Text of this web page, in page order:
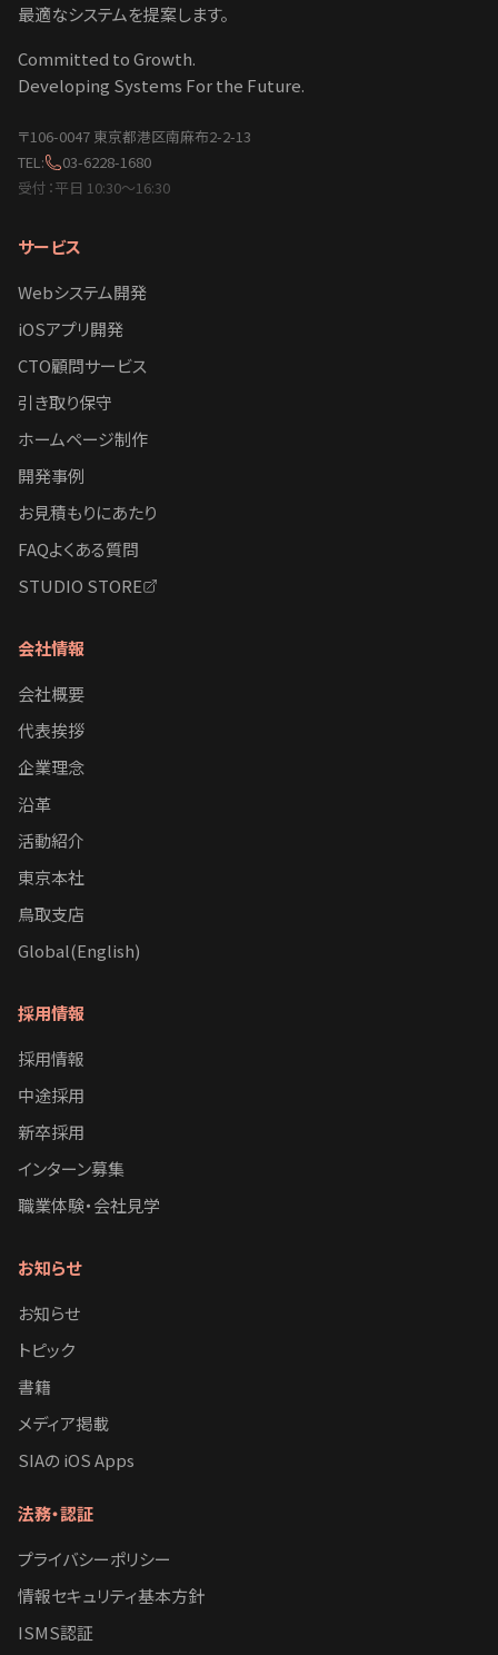
最適なシステムを提案します。
Committed to Growth.
Developing Systems For the Future.
〒106-0047 東京都港区南麻布2-2-13
TEL:
03-6228-1680
受付：平日 10:30〜16:30
サービス
Webシステム開発
iOSアプリ開発
CTO顧問サービス
引き取り保守
ホームページ制作
開発事例
お見積もりにあたり
FAQよくある質問
STUDIO STORE
会社情報
会社概要
代表挨拶
企業理念
沿革
活動紹介
東京本社
鳥取支店
Global(English)
採用情報
採用情報
中途採用
新卒採用
インターン募集
職業体験・会社見学
お知らせ
お知らせ
トピック
書籍
メディア掲載
SIAの iOS Apps
法務・認証
プライバシーポリシー
情報セキュリティ基本方針
ISMS認証